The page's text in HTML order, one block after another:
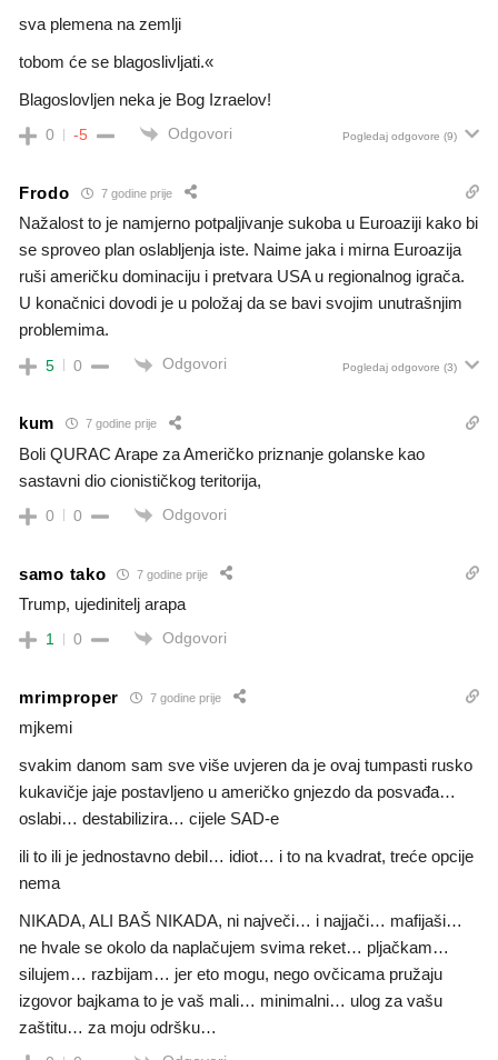
sva plemena na zemlji
tobom će se blagoslivljati.«
Blagoslovljen neka je Bog Izraelov!
0 -5 Odgovori Pogledaj odgovore (9)
Frodo 7 godine prije
Nažalost to je namjerno potpaljivanje sukoba u Euroaziji kako bi
se sproveo plan oslabljenja iste. Naime jaka i mirna Euroazija
ruši američku dominaciju i pretvara USA u regionalnog igrača.
U konačnici dovodi je u položaj da se bavi svojim unutrašnjim
problemima.
5 0 Odgovori Pogledaj odgovore (3)
kum 7 godine prije
Boli QURAC Arape za Američko priznanje golanske kao
sastavni dio cionističkog teritorija,
0 0 Odgovori
samo tako 7 godine prije
Trump, ujedinitelj arapa
1 0 Odgovori
mrimproper 7 godine prije
mjkemi
svakim danom sam sve više uvjeren da je ovaj tumpasti rusko
kukavičje jaje postavljeno u američko gnjezdo da posvađa…
oslabi… destabilizira… cijele SAD-e
ili to ili je jednostavno debil… idiot… i to na kvadrat, treće opcije
nema
NIKADA, ALI BAŠ NIKADA, ni največi… i najjači… mafijaši…
ne hvale se okolo da naplačujem svima reket… pljačkam…
silujem… razbijam… jer eto mogu, nego ovčicama pružaju
izgovor bajkama to je vaš mali… minimalni… ulog za vašu
zaštitu… za moju odršku…